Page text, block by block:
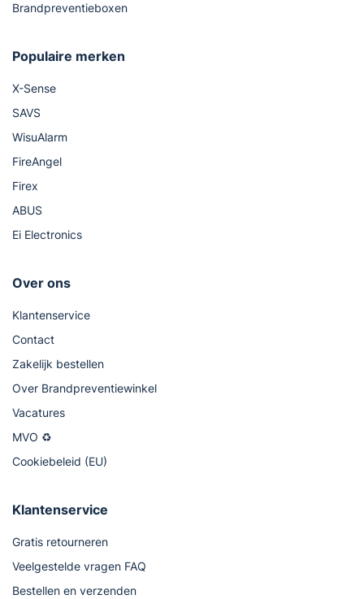
Brandpreventieboxen
Populaire merken
X-Sense
SAVS
WisuAlarm
FireAngel
Firex
ABUS
Ei Electronics
Over ons
Klantenservice
Contact
Zakelijk bestellen
Over Brandpreventiewinkel
Vacatures
MVO ♻
Cookiebeleid (EU)
Klantenservice
Gratis retourneren
Veelgestelde vragen FAQ
Bestellen en verzenden